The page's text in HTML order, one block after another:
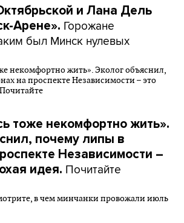
и Лана Дель
Арене». Горожане
был Минск нулевых
тоже некомфортно жить».
почему липы в
Независимости –
идея. Почитайте